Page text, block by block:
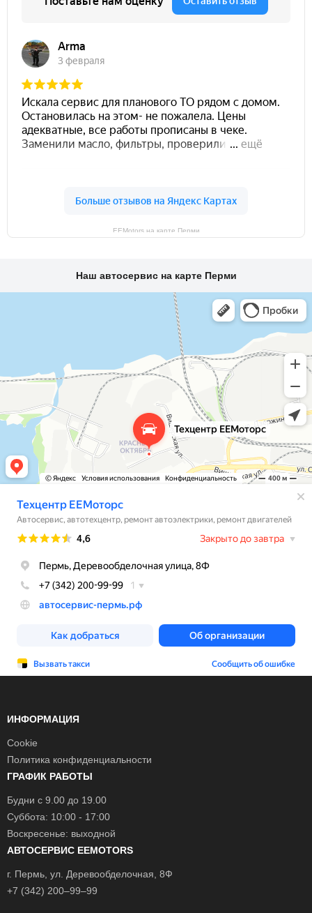
EEMotors на карте Перми
Наш автосервис на карте Перми
ИНФОРМАЦИЯ
Cookie
Политика конфиденциальности
ГРАФИК РАБОТЫ
Будни с 9.00 до 19.00
Суббота: 10:00 - 17:00
Воскресенье: выходной
АВТОСЕРВИС EEMOTORS
г. Пермь , ул. Деревообделочная, 8Ф
+7 (342) 200–99–99